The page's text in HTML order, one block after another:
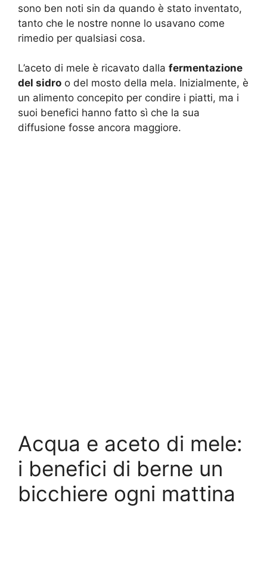
sono ben noti sin da quando è stato inventato,
tanto che le nostre nonne lo usavano come
rimedio per qualsiasi cosa.
L’aceto di mele è ricavato dalla fermentazione
del sidro o del mosto della mela. Inizialmente, è
un alimento concepito per condire i piatti, ma i
suoi benefici hanno fatto sì che la sua
diffusione fosse ancora maggiore.
Acqua e aceto di mele:
i benefici di berne un
bicchiere ogni mattina